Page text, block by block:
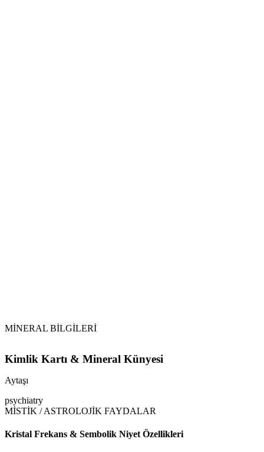
MİNERAL BİLGİLERİ
Kimlik Kartı & Mineral Künyesi
Aytaşı
psychiatry
MİSTİK / ASTROLOJİK FAYDALAR
Kristal Frekans & Sembolik Niyet Özellikleri